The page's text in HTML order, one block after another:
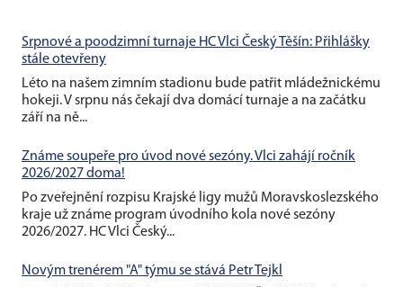
Srpnové a poodzimní turnaje HC Vlci Český Těšín: Přihlášky
stále otevřeny
Léto na našem zimním stadionu bude patřit mládežnickému
hokeji. V srpnu nás čekají dva domácí turnaje a na začátku
září na ně...
Známe soupeře pro úvod nové sezóny. Vlci zahájí ročník
2026/2027 doma!
Po zveřejnění rozpisu Krajské ligy mužů Moravskoslezského
kraje už známe program úvodního kola nové sezóny
2026/2027. HC Vlci Český...
Novým trenérem "A" týmu se stává Petr Tejkl